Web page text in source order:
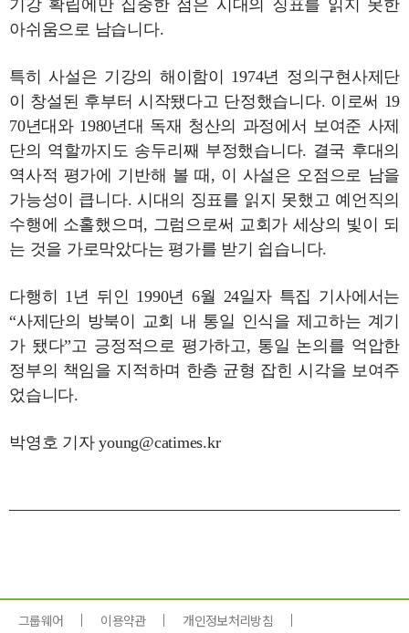
기강 확립에만 집중한 점은 시대의 징표를 읽지 못한
아쉬움으로 남습니다.
특히 사설은 기강의 해이함이 1974년 정의구현사제단
이 창설된 후부터 시작됐다고 단정했습니다. 이로써 19
70년대와 1980년대 독재 청산의 과정에서 보여준 사제
단의 역할까지도 송두리째 부정했습니다. 결국 후대의
역사적 평가에 기반해 볼 때, 이 사설은 오점으로 남을
가능성이 큽니다. 시대의 징표를 읽지 못했고 예언직의
수행에 소홀했으며, 그럼으로써 교회가 세상의 빛이 되
는 것을 가로막았다는 평가를 받기 쉽습니다.
다행히 1년 뒤인 1990년 6월 24일자 특집 기사에서는
“사제단의 방북이 교회 내 통일 인식을 제고하는 계기
가 됐다”고 긍정적으로 평가하고, 통일 논의를 억압한
정부의 책임을 지적하며 한층 균형 잡힌 시각을 보여주
었습니다.
박영호 기자 young@catimes.kr
그룹웨어 이용약관 개인정보처리방침